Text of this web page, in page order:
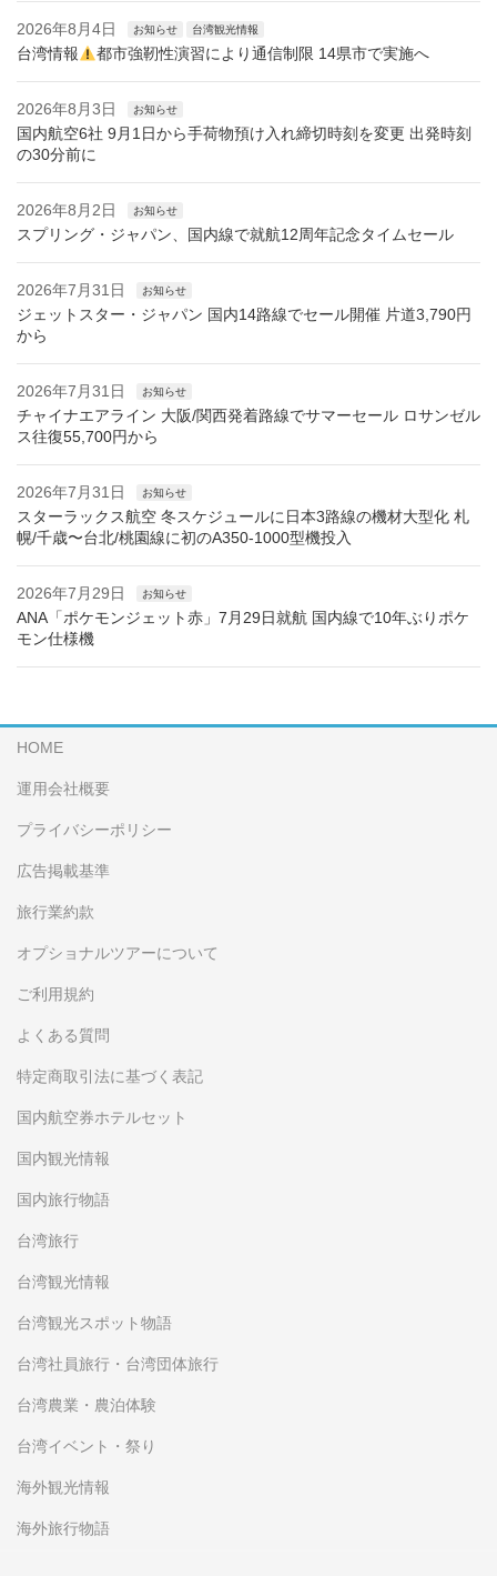
2026年8月4日 お知らせ 台湾観光情報
台湾情報 都市強靭性演習により通信制限 14県市で実施へ
2026年8月3日 お知らせ
国内航空6社 9月1日から手荷物預け入れ締切時刻を変更 出発時刻
の30分前に
2026年8月2日 お知らせ
スプリング・ジャパン、国内線で就航12周年記念タイムセール
2026年7月31日 お知らせ
ジェットスター・ジャパン 国内14路線でセール開催 片道3,790円
から
2026年7月31日 お知らせ
チャイナエアライン 大阪/関西発着路線でサマーセール ロサンゼル
ス往復55,700円から
2026年7月31日 お知らせ
スターラックス航空 冬スケジュールに日本3路線の機材大型化 札
幌/千歳〜台北/桃園線に初のA350-1000型機投入
2026年7月29日 お知らせ
ANA「ポケモンジェット赤」7月29日就航 国内線で10年ぶりポケ
モン仕様機
HOME
運用会社概要
プライバシーポリシー
広告掲載基準
旅行業約款
オプショナルツアーについて
ご利用規約
よくある質問
特定商取引法に基づく表記
国内航空券ホテルセット
国内観光情報
国内旅行物語
台湾旅行
台湾観光情報
台湾観光スポット物語
台湾社員旅行・台湾団体旅行
台湾農業・農泊体験
台湾イベント・祭り
海外観光情報
海外旅行物語